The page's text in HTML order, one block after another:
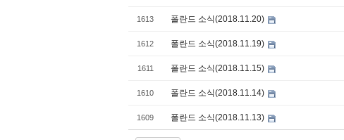
1613 폴란드 소식(2018.11.20)
1612 폴란드 소식(2018.11.19)
1611 폴란드 소식(2018.11.15)
1610 폴란드 소식(2018.11.14)
1609 폴란드 소식(2018.11.13)